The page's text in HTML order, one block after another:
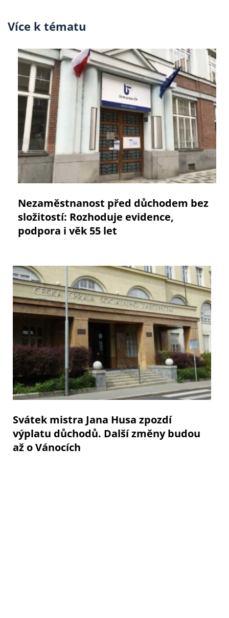
Více k tématu
Nezaměstnanost před důchodem bez
složitostí: Rozhoduje evidence,
podpora i věk 55 let
Svátek mistra Jana Husa zpozdí
výplatu důchodů. Další změny budou
až o Vánocích